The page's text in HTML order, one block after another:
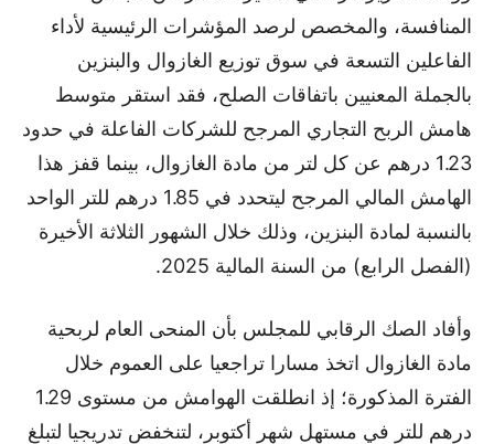
المنافسة، والمخصص لرصد المؤشرات الرئيسية لأداء
الفاعلين التسعة في سوق توزيع الغازوال والبنزين
بالجملة المعنيين باتفاقات الصلح، فقد استقر متوسط
هامش الربح التجاري المرجح للشركات الفاعلة في حدود
1.23 درهم عن كل لتر من مادة الغازوال، بينما قفز هذا
الهامش المالي المرجح ليتحدد في 1.85 درهم للتر الواحد
بالنسبة لمادة البنزين، وذلك خلال الشهور الثلاثة الأخيرة
(الفصل الرابع) من السنة المالية 2025.
وأفاد الصك الرقابي للمجلس بأن المنحى العام لربحية
مادة الغازوال اتخذ مسارا تراجعيا على العموم خلال
الفترة المذكورة؛ إذ انطلقت الهوامش من مستوى 1.29
درهم للتر في مستهل شهر أكتوبر، لتنخفض تدريجيا لتبلغ